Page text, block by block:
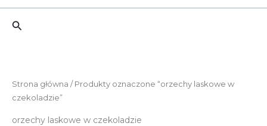
Szukaj
Strona główna / Produkty oznaczone “orzechy laskowe w
czekoladzie”
orzechy laskowe w czekoladzie